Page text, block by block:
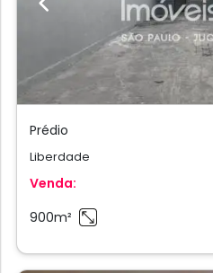
Previous
Prédio
Liberdade
Venda:
900m²